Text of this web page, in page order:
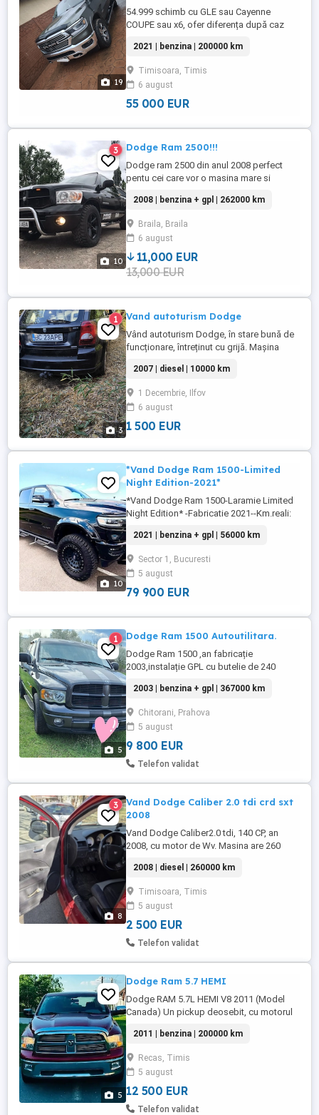
19
54.999 schimb cu GLE sau Cayenne
COUPE sau x6, ofer diferența după caz
talon, 5.7 HEMII V8 4x4, 4x2 cu diferențial,
înmatriculat în Romania recent . Dotari
topp: -Culoare CEDAR GREEN -interior BY-
COLOR din piele nappa perforată +
alcantara -scaune și banchete ...
2021 | benzina | 200000 km
Timisoara, Timis
6 august
55 000 EUR
10
3 Dodge Ram 2500!!!
Dodge ram 2500 din anul 2008 perfect
pentu cei care vor o masina mare si
tonaje considerabile, utila pentru iesit în
natură cu familia si pentru muncă. Masina
este foarte capabilă pentru offroad cu
ajutorul motorul 5.7 HEMI V8 care are
aproximativ 345 cp și 508 ...
2008 | benzina + gpl | 262000 km
Braila, Braila
6 august
11,000 EUR
13,000 EUR
3
1 Vand autoturism Dodge
Vând autoturism Dodge, în stare bună de
funcționare, întreținut cu grijă. Mașina
fiabil, fiind potrivită atât pentru oraș, cât și
pentru drumuri lungi.
2007 | diesel | 10000 km
1 Decembrie, Ilfov
6 august
1 500 EUR
10
*Vand Dodge Ram 1500-Limited
Night Edition-2021*
*Vand Dodge Ram 1500-Laramie Limited
Night Edition* -Fabricatie 2021--Km.reali:
401cp,benzina+GPL marca Prins -
Transmisie automată TorqueFlite 8HP75
cu 8 trepte All-Wheel-Drive *Pachet Night
Edition: --Pachet 4x4 Off-Road care
include o suspensie ridicată --Suspensie
2021 | benzina + gpl | 56000 km
Sector 1, Bucuresti
5 august
79 900 EUR
5
1 Dodge Ram 1500 Autoutilitara.
Dodge Ram 1500 ,an fabricație
2003,instalație GPL cu butelie de 240
18% gaz ,stare foarte bună.
2003 | benzina + gpl | 367000 km
Chitorani, Prahova
5 august
9 800 EUR
Telefon validat
8
3
Vand Dodge Caliber 2.0 tdi crd sxt
2008
Vand Dodge Caliber2.0 tdi, 140 CP, an
2008, cu motor de Wv. Masina are 260
km,revizie facuta recent cu ulei filtre.
Masina are schimbat jug motor fata si
directie(a fost adusa din Austria),punte
spate cu tot ansamblul,garniturile de la
injectoare si cea de ...
2008 | diesel | 260000 km
Timisoara, Timis
5 august
2 500 EUR
Telefon validat
5
Dodge Ram 5.7 HEMI
Dodge RAM 5.7L HEMI V8 2011 (Model
Canada) Un pickup deosebit, cu motorul
Model destinat pieței din Canada, bine
întreținut și cu un aspect impresionant.
Impozit mic, mașină face parte din
categoria autoutilitare. An fabricație: 2011
Motor: 5.7 ...
2011 | benzina | 200000 km
Recas, Timis
5 august
12 500 EUR
Telefon validat